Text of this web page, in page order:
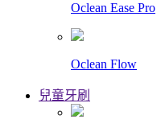
Oclean Ease Pro
Oclean Flow
兒童牙刷